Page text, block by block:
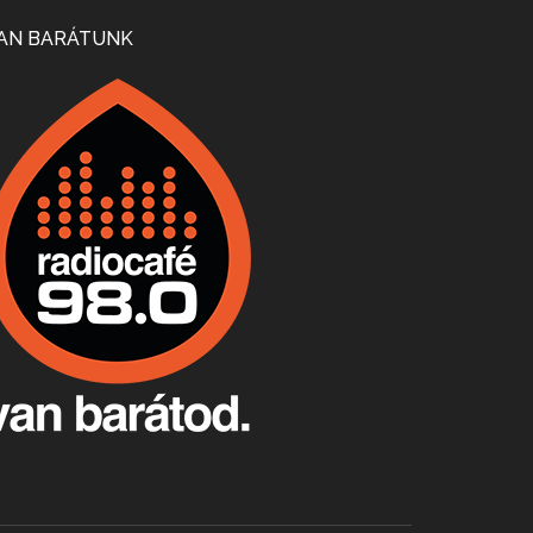
Apr 24, 2026 • 00:38:10
Villány, kékfrankos, Jackfall
Apr 17, 2026 • 00:35:38
Apr 9, 2026 • 00:37:17
BARÁTUNK